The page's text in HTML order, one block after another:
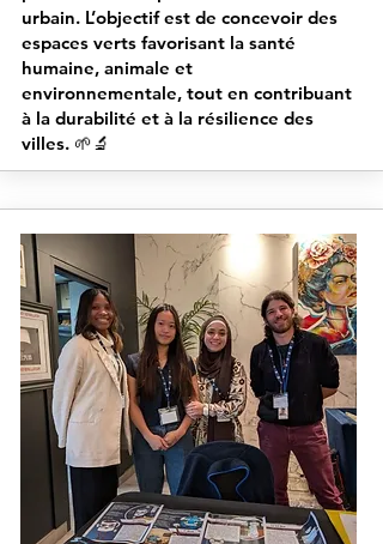
urbain. L’objectif est de concevoir des
espaces verts favorisant la santé
humaine, animale et
environnementale, tout en contribuant
à la durabilité et à la résilience des
villes. 🌱🔬